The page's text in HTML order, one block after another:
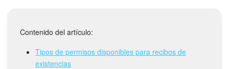
Calendario
Bitrix24 Drive
Contenido del artículo:
Tipos de permisos disponibles para recibos de
existencias